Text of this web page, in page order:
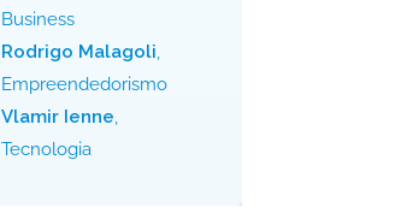
Business
Rodrigo Malagoli,
Empreendedorismo
Vlamir Ienne,
Tecnologia